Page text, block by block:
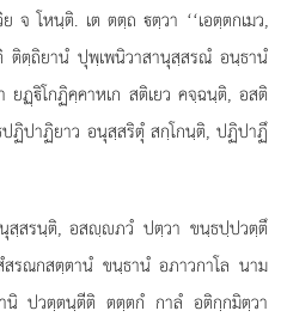
โหนฺติ. เต ตตฺถ ตฺวา ‘‘เอตฺตกเมว,
ตฺถิยานํ ปุพฺเพนิวาสานุสฺสรณํ อนฺธานํ
ฏฺิโกฏิคฺคาหเก สติเยว คจฺฉนฺติ, อสติ
ฏิปาฏิยาว อนุสฺสริตุํ สกฺโกนฺติ, ปฏิปาฏึ
สฺสรนฺติ, อสฺภวํ ปตฺวา ขนฺธปฺปวตฺตึ
รณกสตฺตานํ ขนฺธานํ อภาวกาโล นาม
ปวตฺตนฺตีติ ตตฺตกํ กาลํ อติกฺกมิตฺวา